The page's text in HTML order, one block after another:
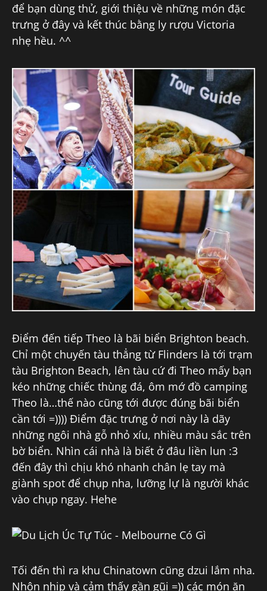
để bạn dùng thử, giới thiệu về những món đặc
trưng ở đây và kết thúc bằng ly rượu Victoria
nhẹ hều. ^^
Điểm đến tiếp Theo là bãi biển Brighton beach.
Chỉ một chuyến tàu thẳng từ Flinders là tới trạm
tàu Brighton Beach, lên tàu cứ đi Theo mấy bạn
kéo những chiếc thùng đá, ôm mớ đồ camping
Theo là…thế nào cũng tới được đúng bãi biển
cần tới =)))) Điểm đặc trưng ở nơi này là dãy
những ngôi nhà gỗ nhỏ xíu, nhiều màu sắc trên
bờ biển. Nhìn cái nhà là biết ở đâu liền lun :3
đến đây thì chịu khó nhanh chân lẹ tay mà
giành spot để chụp nha, lưỡng lự là người khác
vào chụp ngay. Hehe
Tối đến thì ra khu Chinatown cũng dzui lắm nha.
Nhộn nhịp và cảm thấy gần gũi =)) các món ăn